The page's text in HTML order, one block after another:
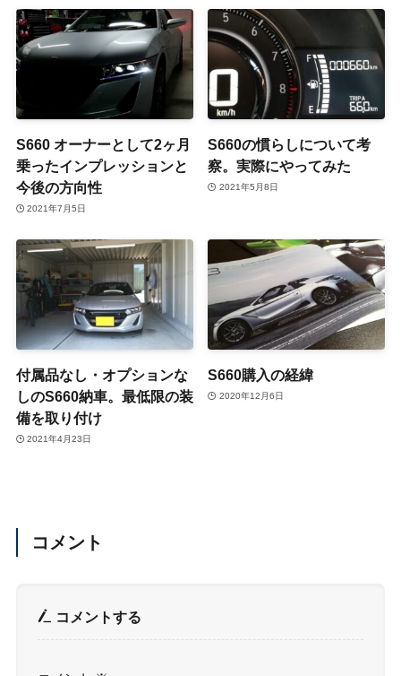
S660 オーナーとして2ヶ月
乗ったインプレッションと
今後の方向性
2021年7月5日
S660の慣らしについて考
察。実際にやってみた
2021年5月8日
付属品なし・オプションな
しのS660納車。最低限の装
備を取り付け
2021年4月23日
S660購入の経緯
2020年12月6日
コメント
コメントする